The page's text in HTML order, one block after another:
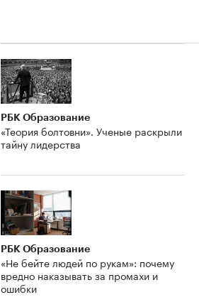
РБК Образование
«Теория болтовни». Ученые раскрыли
тайну лидерства
РБК Образование
«Не бейте людей по рукам»: почему
вредно наказывать за промахи и
ошибки